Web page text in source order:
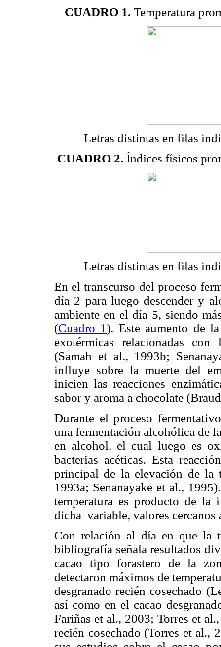
CUADRO 1. Temperatura
Letras distintas en filas
CUADRO 2. Índices físicos
Letras distintas en filas
En el transcurso del proceso
día 2 para luego descender y
ambiente en el día 5, siendo
(Cuadro 1). Este aumento de
exotérmicas relacionadas
(Samah et al., 1993b;
influye sobre la muerte del
inicien las reacciones
sabor y aroma a chocolate
Durante el proceso
una fermentación alcohólica de
en alcohol, el cual luego es
bacterias acéticas. Esta
principal de la elevación de la
1993a; Senanayake et al.,
temperatura es producto de la
dicha variable, valores cercanos
Con relación al día en que la
bibliografía señala resultados
cacao tipo forastero de la
detectaron máximos de
desgranado recién cosechado
así como en el cacao
Fariñas et al., 2003; Torres et
recién cosechado (Torres et